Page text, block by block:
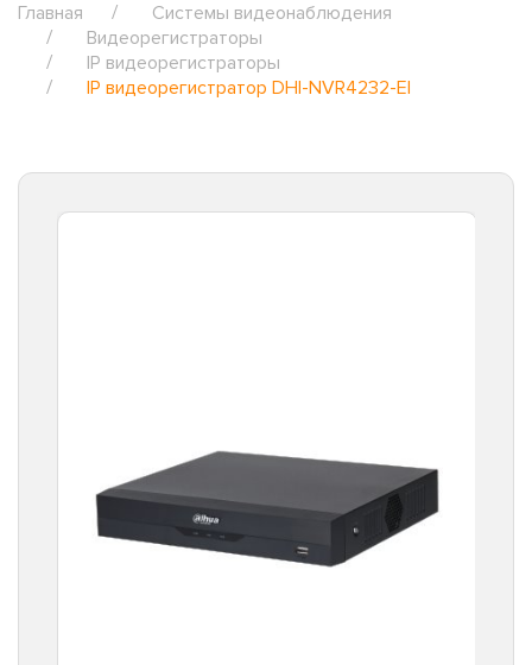
Главная
Системы видеонаблюдения
Видеорегистраторы
IP видеорегистраторы
IP видеорегистратор DHI-NVR4232-EI